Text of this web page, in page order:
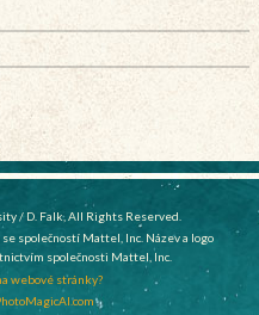
/ D. Falk, All Rights Reserved.
společností Mattel, Inc. Název a logo
společnosti Mattel, Inc.
webové stránky?